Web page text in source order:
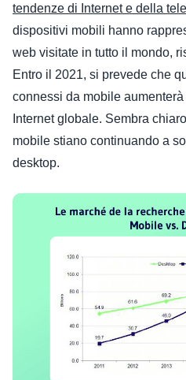
tendenze di Internet e della
dispositivi mobili hanno
web visitate in tutto il mondo,
Entro il 2021, si prevede che
connessi da mobile
Internet globale. Sembra
mobile stiano continuando a
desktop.